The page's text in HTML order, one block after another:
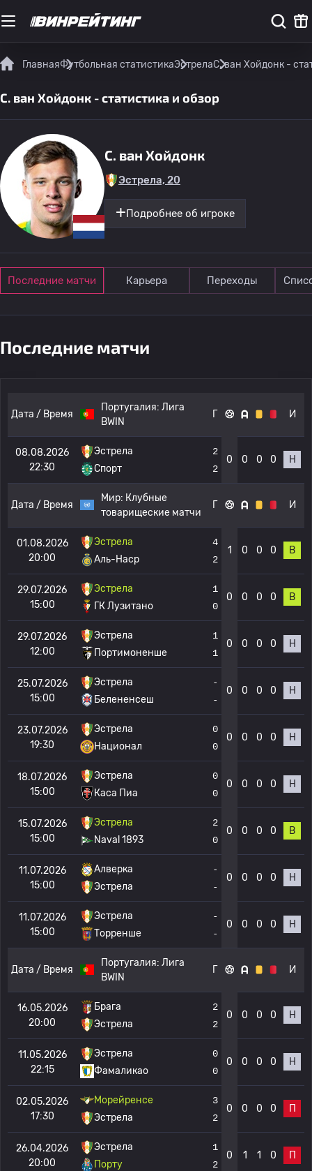
ГлавнаяФутбольная статистикаЭстрелаС. ван Хойдонк -
С. ван Хойдонк - статистика и обзор
С. ван Хойдонк
Эстрела, 20
Подробнее об игроке
Последние матчи Карьера Переходы
Последние матчи
Дата / Время
Португалия: Лига
BWIN
Г И
08.08.2026
22:30
Эстрела
Спорт
2
2
0 0 0 0 Н
Дата / Время
Мир: Клубные
товарищеские матчи
Г И
01.08.2026
20:00
Эстрела
Аль-Наср
4
2
1 0 0 0 В
29.07.2026
15:00
Эстрела
ГК Лузитано
1
0
0 0 0 0 В
29.07.2026
12:00
Эстрела
Портимоненше
1
1
0 0 0 0 Н
25.07.2026
15:00
Эстрела
Белененсеш
-
-
0 0 0 0 Н
23.07.2026
19:30
Эстрела
Национал
0
0
0 0 0 0 Н
18.07.2026
15:00
Эстрела
Каса Пиа
0
0
0 0 0 0 Н
15.07.2026
15:00
Эстрела
Naval 1893
2
0
0 0 0 0 В
11.07.2026
15:00
Алверка
Эстрела
-
-
0 0 0 0 Н
11.07.2026
15:00
Эстрела
Торренше
-
-
0 0 0 0 Н
Дата / Время
Португалия: Лига
BWIN
Г И
16.05.2026
20:00
Брага
Эстрела
2
2
0 0 0 0 Н
11.05.2026
22:15
Эстрела
Фамаликао
0
0
0 0 0 0 Н
02.05.2026
17:30
Морейренсе
Эстрела
3
2
0 0 0 0 П
26.04.2026
20:00
Эстрела
Порту
1
2
0 1 1 0 П